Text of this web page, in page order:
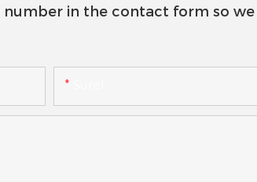
in the contact form so